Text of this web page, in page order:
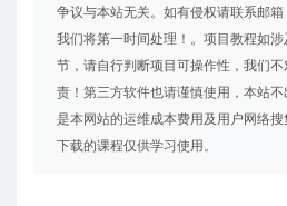
争议与本站无关。如有侵权请联系邮
我们将第一时间处理！。项目教程如
节，请自行判断项目可操作性，我们
责！第三方软件也请谨慎使用，本站
是本网站的运维成本费用及用户网络搜
下载的课程仅供学习使用。